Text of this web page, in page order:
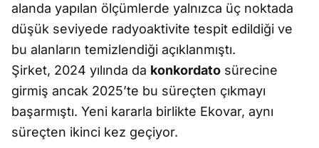
alanda yapılan ölçümlerde yalnızca üç noktada
düşük seviyede radyoaktivite tespit edildiği ve
bu alanların temizlendiği açıklanmıştı.
Şirket, 2024 yılında da konkordato sürecine
girmiş ancak 2025’te bu süreçten çıkmayı
başarmıştı. Yeni kararla birlikte Ekovar, aynı
süreçten ikinci kez geçiyor.